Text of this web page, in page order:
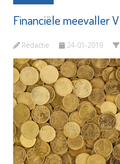
Financiële meevaller
Redactie 24-01-2019